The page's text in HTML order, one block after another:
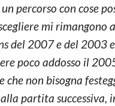
un percorso con cose
mi rimangono
del 2007 e del 2003
poco addosso il
che non bisogna
partita successiva,